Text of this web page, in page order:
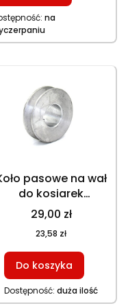
na
pasowe na wał
do kosiarek
spalinowych
GT150NKS GT153NBKS
GT153NEKS HKS753NB
HKS246NE HKS253NE
GT146NEKS GT153NKS
HKS650N1, część
zamienna
29,00 zł
23,58 zł
Do koszyka
Dostępność: duża ilość